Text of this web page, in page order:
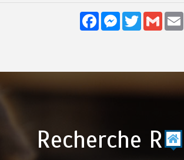
FacebookMessenger
TwitterGmail
Recherche R